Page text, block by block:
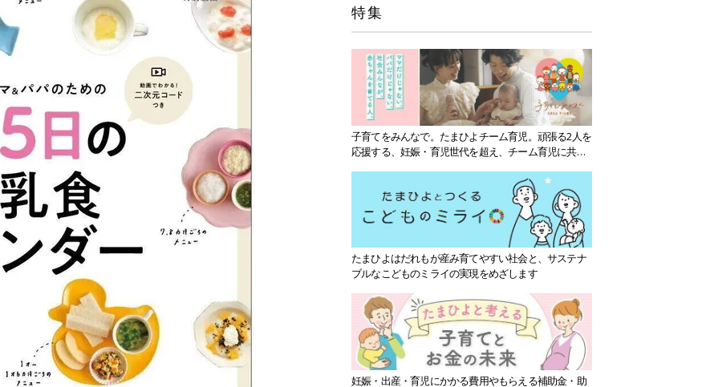
特集
子育てをみんなで。たまひよチーム育児。頑張る2人を
応援する、妊娠・育児世代を超え、チーム育児に共感
たまひよはだれもが産み育てやすい社会と、サステナ
ブルなこどものミライの実現をめざします
妊娠・出産・育児にかかる費用やもらえる補助金・助